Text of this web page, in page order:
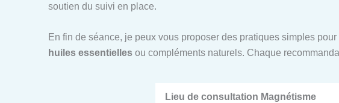
soutien du suivi en place.
En fin de séance, je peux vous proposer des pratiques simples
huiles essentielles ou compléments naturels. Chaque
Lieu de consultation Magnétisme